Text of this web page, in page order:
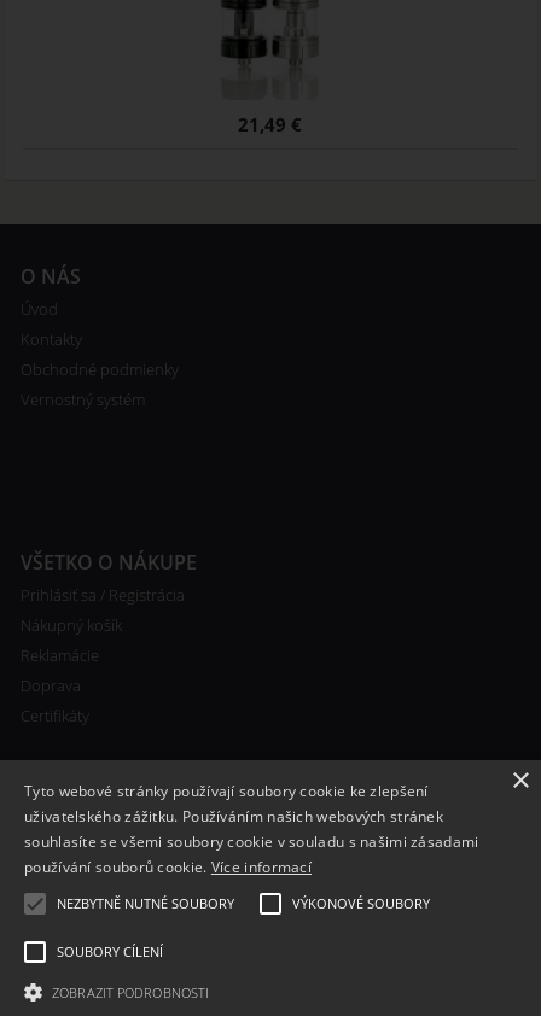
21,49 €
O NÁS
Úvod
Kontakty
Obchodné podmienky
Vernostný systém
VŠETKO O NÁKUPE
Prihlásiť sa / Registrácia
Nákupný košík
Reklamácie
Doprava
Certifikáty
RYCHLÝ KONTAKT
+420 608 138 367
info@bomba-cig.sk
×
Tyto webové stránky používají soubory cookie ke zlepšení
uživatelského zážitku. Používáním našich webových stránek
souhlasíte se všemi soubory cookie v souladu s našimi zásadami
používání souborů cookie. Více informací
NEZBYTNĚ NUTNÉ SOUBORY VÝKONOVÉ SOUBORY
SOUBORY CÍLENÍ
ZOBRAZIT PODROBNOSTI